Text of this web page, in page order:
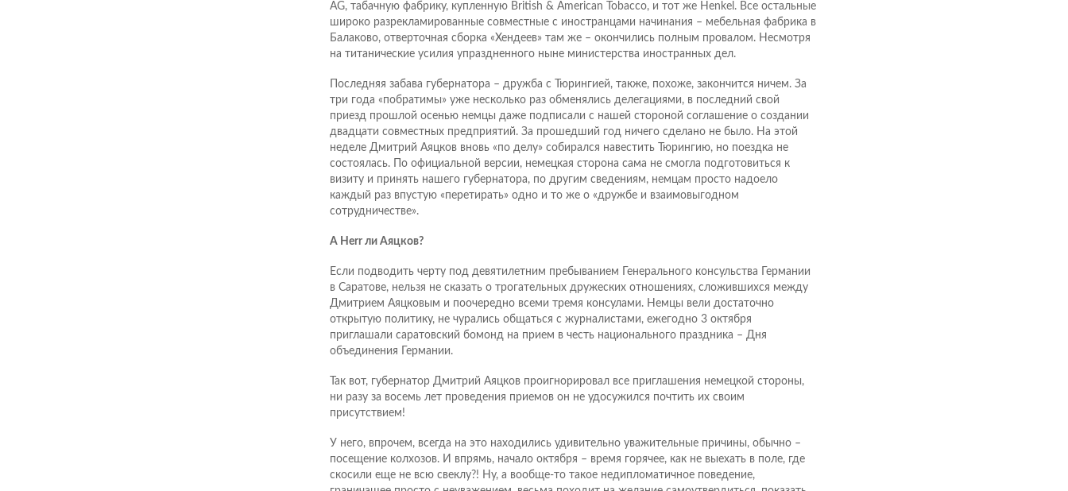
AG, табачную фабрику, купленную British & American Tobacco, и тот же Henkel. Все остальные
широко разрекламированные совместные с иностранцами начинания – мебельная фабрика в
Балаково, отверточная сборка «Хендеев» там же – окончились полным провалом. Несмотря
на титанические усилия упраздненного ныне министерства иностранных дел.
Последняя забава губернатора – дружба с Тюрингией, также, похоже, закончится ничем. За
три года «побратимы» уже несколько раз обменялись делегациями, в последний свой
приезд прошлой осенью немцы даже подписали с нашей стороной соглашение о создании
двадцати совместных предприятий. За прошедший год ничего сделано не было. На этой
неделе Дмитрий Аяцков вновь «по делу» собирался навестить Тюрингию, но поездка не
состоялась. По официальной версии, немецкая сторона сама не смогла подготовиться к
визиту и принять нашего губернатора, по другим сведениям, немцам просто надоело
каждый раз впустую «перетирать» одно и то же о «дружбе и взаимовыгодном
сотрудничестве».
А Нerr ли Аяцков?
Если подводить черту под девятилетним пребыванием Генерального консульства Германии
в Саратове, нельзя не сказать о трогательных дружеских отношениях, сложившихся между
Дмитрием Аяцковым и поочередно всеми тремя консулами. Немцы вели достаточно
открытую политику, не чурались общаться с журналистами, ежегодно 3 октября
приглашали саратовский бомонд на прием в честь национального праздника – Дня
объединения Германии.
Так вот, губернатор Дмитрий Аяцков проигнорировал все приглашения немецкой стороны,
ни разу за восемь лет проведения приемов он не удосужился почтить их своим
присутствием!
У него, впрочем, всегда на это находились удивительно уважительные причины, обычно –
посещение колхозов. И впрямь, начало октября – время горячее, как не выехать в поле, где
скосили еще не всю свеклу?! Ну, а вообще-то такое недипломатичное поведение,